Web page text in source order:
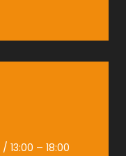
13:00 – 18:00